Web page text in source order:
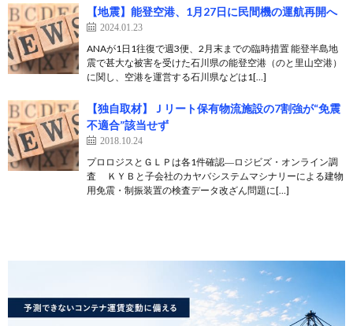
【地震】能登空港、1月27日に民間機の運航再開へ
2024.01.23
ANAが1日1往復で週3便、2月末までの臨時措置 能登半島地
震で甚大な被害を受けた石川県の能登空港（のと里山空港）
に関し、空港を運営する石川県などは1[…]
【独自取材】Ｊリート保有物流施設の7割強が“免震
不適合”該当せず
2018.10.24
プロロジスとＧＬＰは各1件確認―ロジビズ・オンライン調
査 ＫＹＢと子会社のカヤバシステムマシナリーによる建物
用免震・制振装置の検査データ改ざん問題に[…]